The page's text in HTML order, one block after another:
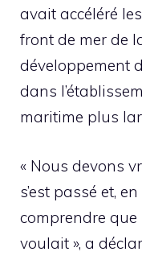
avait accéléré
front de mer de
développement
dans
maritime plus
« Nous devons
s’est passé et,
comprendre que
voulait », a